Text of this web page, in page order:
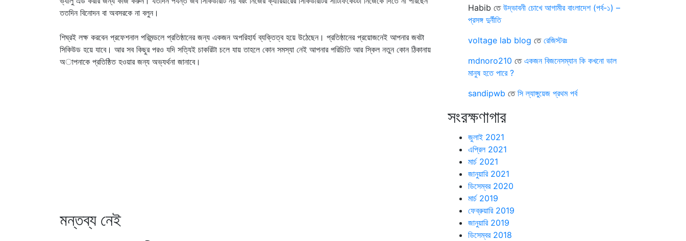
ততদিন বিনোদন বা অবসরকে না বলুন।
শিঘ্রই লক্ষ করবেন প্রফেশনাল পরিমন্ডলে প্রতিষ্ঠানের জন্য একজন অপরিহার্য ব্যক্তিত্ব হয়ে উঠেছেন। প্রতিষ্ঠানের প্রয়োজনেই আপনার জবটা
সিকিউড হয়ে যাবে। আর সব কিছুর পরও যদি সত্যিই চাকরিটা চলে যায় তাহলে কোন সমস্যা নেই আপনার পরিচিতি আর স্কিল নতুন কোন ঠিকানায়
অাপনাকে প্রতিষ্ঠিত হওয়ার জন্য অভ্যর্থনা জানাবে।
মন্তব্য নেই
Habib তে উদ্ভাবনী চোখে আগামীর বাংলাদেশ (পর্ব-১) –
প্রসঙ্গ দুর্নীতি
voltage lab blog তে রেজিস্টরঃ
mdnoro210 তে একজন বিজনেসম্যান কি কখনো ভাল
মানুষ হতে পারে ?
sandipwb তে সি ল্যাঙ্গুয়েজ প্রথম পর্ব
সংরক্ষণাগার
জুলাই 2021
এপ্রিল 2021
মার্চ 2021
জানুয়ারি 2021
ডিসেম্বর 2020
মার্চ 2019
ফেব্রুয়ারি 2019
জানুয়ারি 2019
ডিসেম্বর 2018